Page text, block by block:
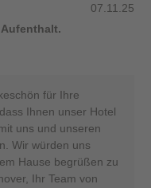
07.11.25
für Ihre
Ihnen unser Hotel
uns und unseren
Wir würden uns
Hause begrüßen zu
Ihr Team von